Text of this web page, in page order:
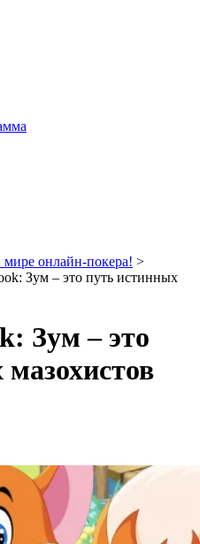
онлайн-покера! >
Зум – это путь истинных
Зум – это